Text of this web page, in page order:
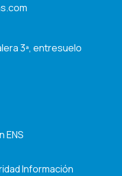
3ª, entresuelo
ENS
Información